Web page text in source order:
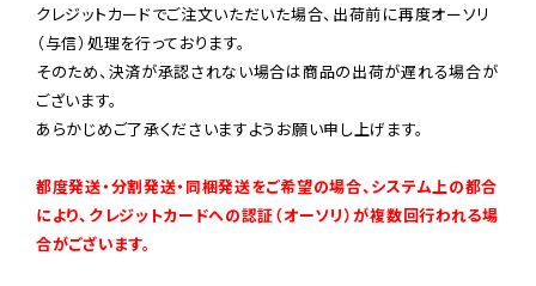
クレジットカードでご注文いただいた場合、出荷前に再度オーソリ
（与信）処理を行っております。
そのため、決済が承認されない場合は商品の出荷が遅れる場合が
ございます。
あらかじめご了承くださいますようお願い申し上げます。
都度発送・分割発送・同梱発送をご希望の場合、システム上の都合
により、クレジットカードへの認証（オーソリ）が複数回行われる場
合がございます。